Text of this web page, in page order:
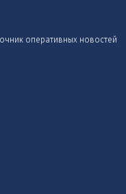
оперативных новостей